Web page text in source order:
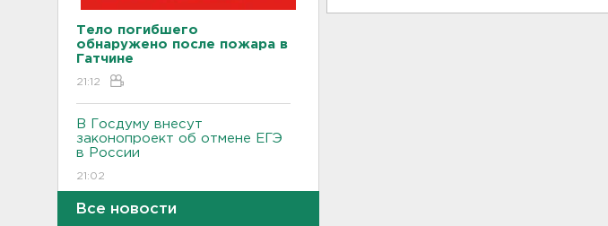
Тело погибшего
обнаружено после пожара в
Гатчине
21:12
В Госдуму внесут
законопроект об отмене ЕГЭ
в России
21:02
Все новости